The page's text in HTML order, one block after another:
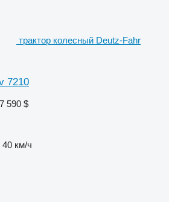
трактор колесный Deutz-Fahr
7210
590 $
40 км/ч